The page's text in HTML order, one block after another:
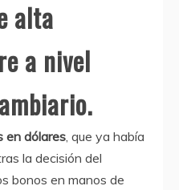
alta
a nivel
en dólares, que ya había
la decisión del
bonos en manos de